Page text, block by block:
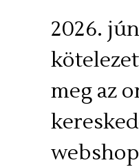
2026.
meg az